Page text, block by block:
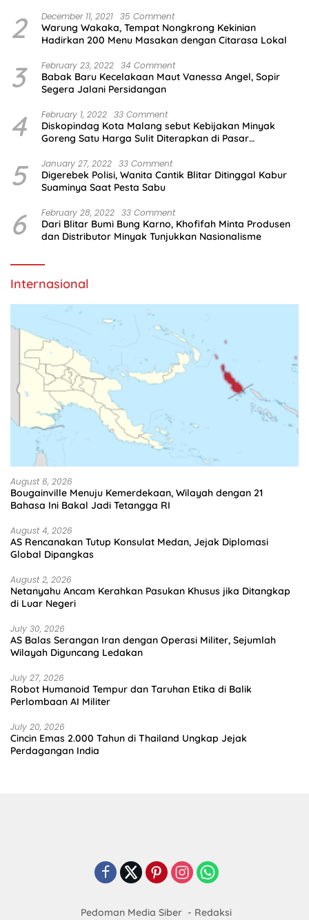
2 December 11, 2021 35 Comment
Warung Wakaka, Tempat Nongkrong Kekinian
Hadirkan 200 Menu Masakan dengan Citarasa Lokal
3 February 23, 2022 34 Comment
Babak Baru Kecelakaan Maut Vanessa Angel, Sopir
Segera Jalani Persidangan
4 February 1, 2022 33 Comment
Diskopindag Kota Malang sebut Kebijakan Minyak
Goreng Satu Harga Sulit Diterapkan di Pasar
5 January 27, 2022 33 Comment
Digerebek Polisi, Wanita Cantik Blitar Ditinggal Kabur
Suaminya Saat Pesta Sabu
6 February 28, 2022 33 Comment
Dari Blitar Bumi Bung Karno, Khofifah Minta Produsen
dan Distributor Minyak Tunjukkan Nasionalisme
Internasional
August 6, 2026
Bougainville Menuju Kemerdekaan, Wilayah dengan 21
Bahasa Ini Bakal Jadi Tetangga RI
August 4, 2026
AS Rencanakan Tutup Konsulat Medan, Jejak Diplomasi
Global Dipangkas
August 2, 2026
Netanyahu Ancam Kerahkan Pasukan Khusus jika Ditangkap
di Luar Negeri
July 30, 2026
AS Balas Serangan Iran dengan Operasi Militer, Sejumlah
Wilayah Diguncang Ledakan
July 27, 2026
Robot Humanoid Tempur dan Taruhan Etika di Balik
Perlombaan AI Militer
July 20, 2026
Cincin Emas 2.000 Tahun di Thailand Ungkap Jejak
Perdagangan India
Pedoman Media Siber Redaksi